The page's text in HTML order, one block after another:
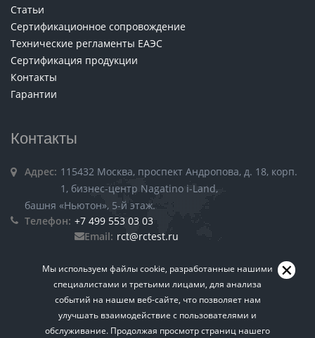
Мы используем файлы cookie, разработанные нашими
специалистами и третьими лицами, для анализа
событий на нашем веб-сайте, что позволяет нам
улучшать взаимодействие с пользователями и
обслуживание. Продолжая просмотр страниц нашего
Статьи
Сертификационное сопровождение
Технические регламенты ЕАЭС
Сертификация продукции
Контакты
Гарантии
Контакты
Адрес: 115432 Москва, проспект Андропова, д. 18, корп.
1, бизнес-центр Nagatino i-Land,
башня «Ньютон», 5-й этаж.
Телефон: +7 499 553 03 03
Email: rct@rctest.ru
Пользовательское соглашение. Политика